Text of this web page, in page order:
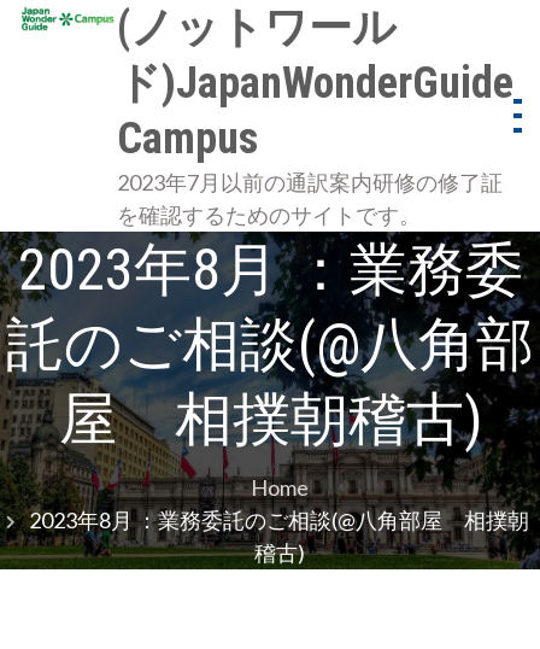
(ノットワール
ド)JapanWonderGuide
Campus
2023年7月以前の通訳案内研修の修了証
を確認するためのサイトです。
2023年8月 ：業務委
託のご相談(@八角部
屋 相撲朝稽古)
Home
2023年8月 ：業務委託のご相談(@八角部屋 相撲朝
稽古)